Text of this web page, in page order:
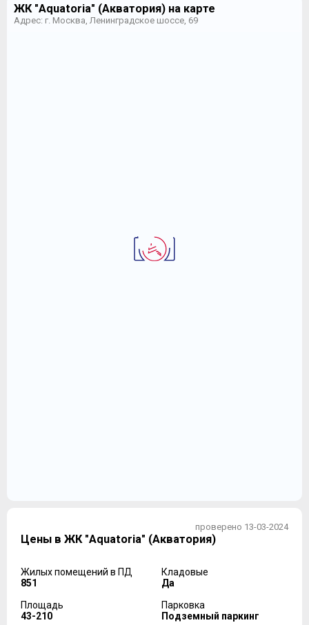
ЖК "Aquatoria" (Акватория) на карте
Адрес: г. Москва, Ленинградское шоссе, 69
проверено 13-03-2024
Цены в ЖК "Aquatoria" (Акватория)
Жилых помещений в ПД
851
Площадь
43-210
Кладовые
Да
Парковка
Подземный паркинг